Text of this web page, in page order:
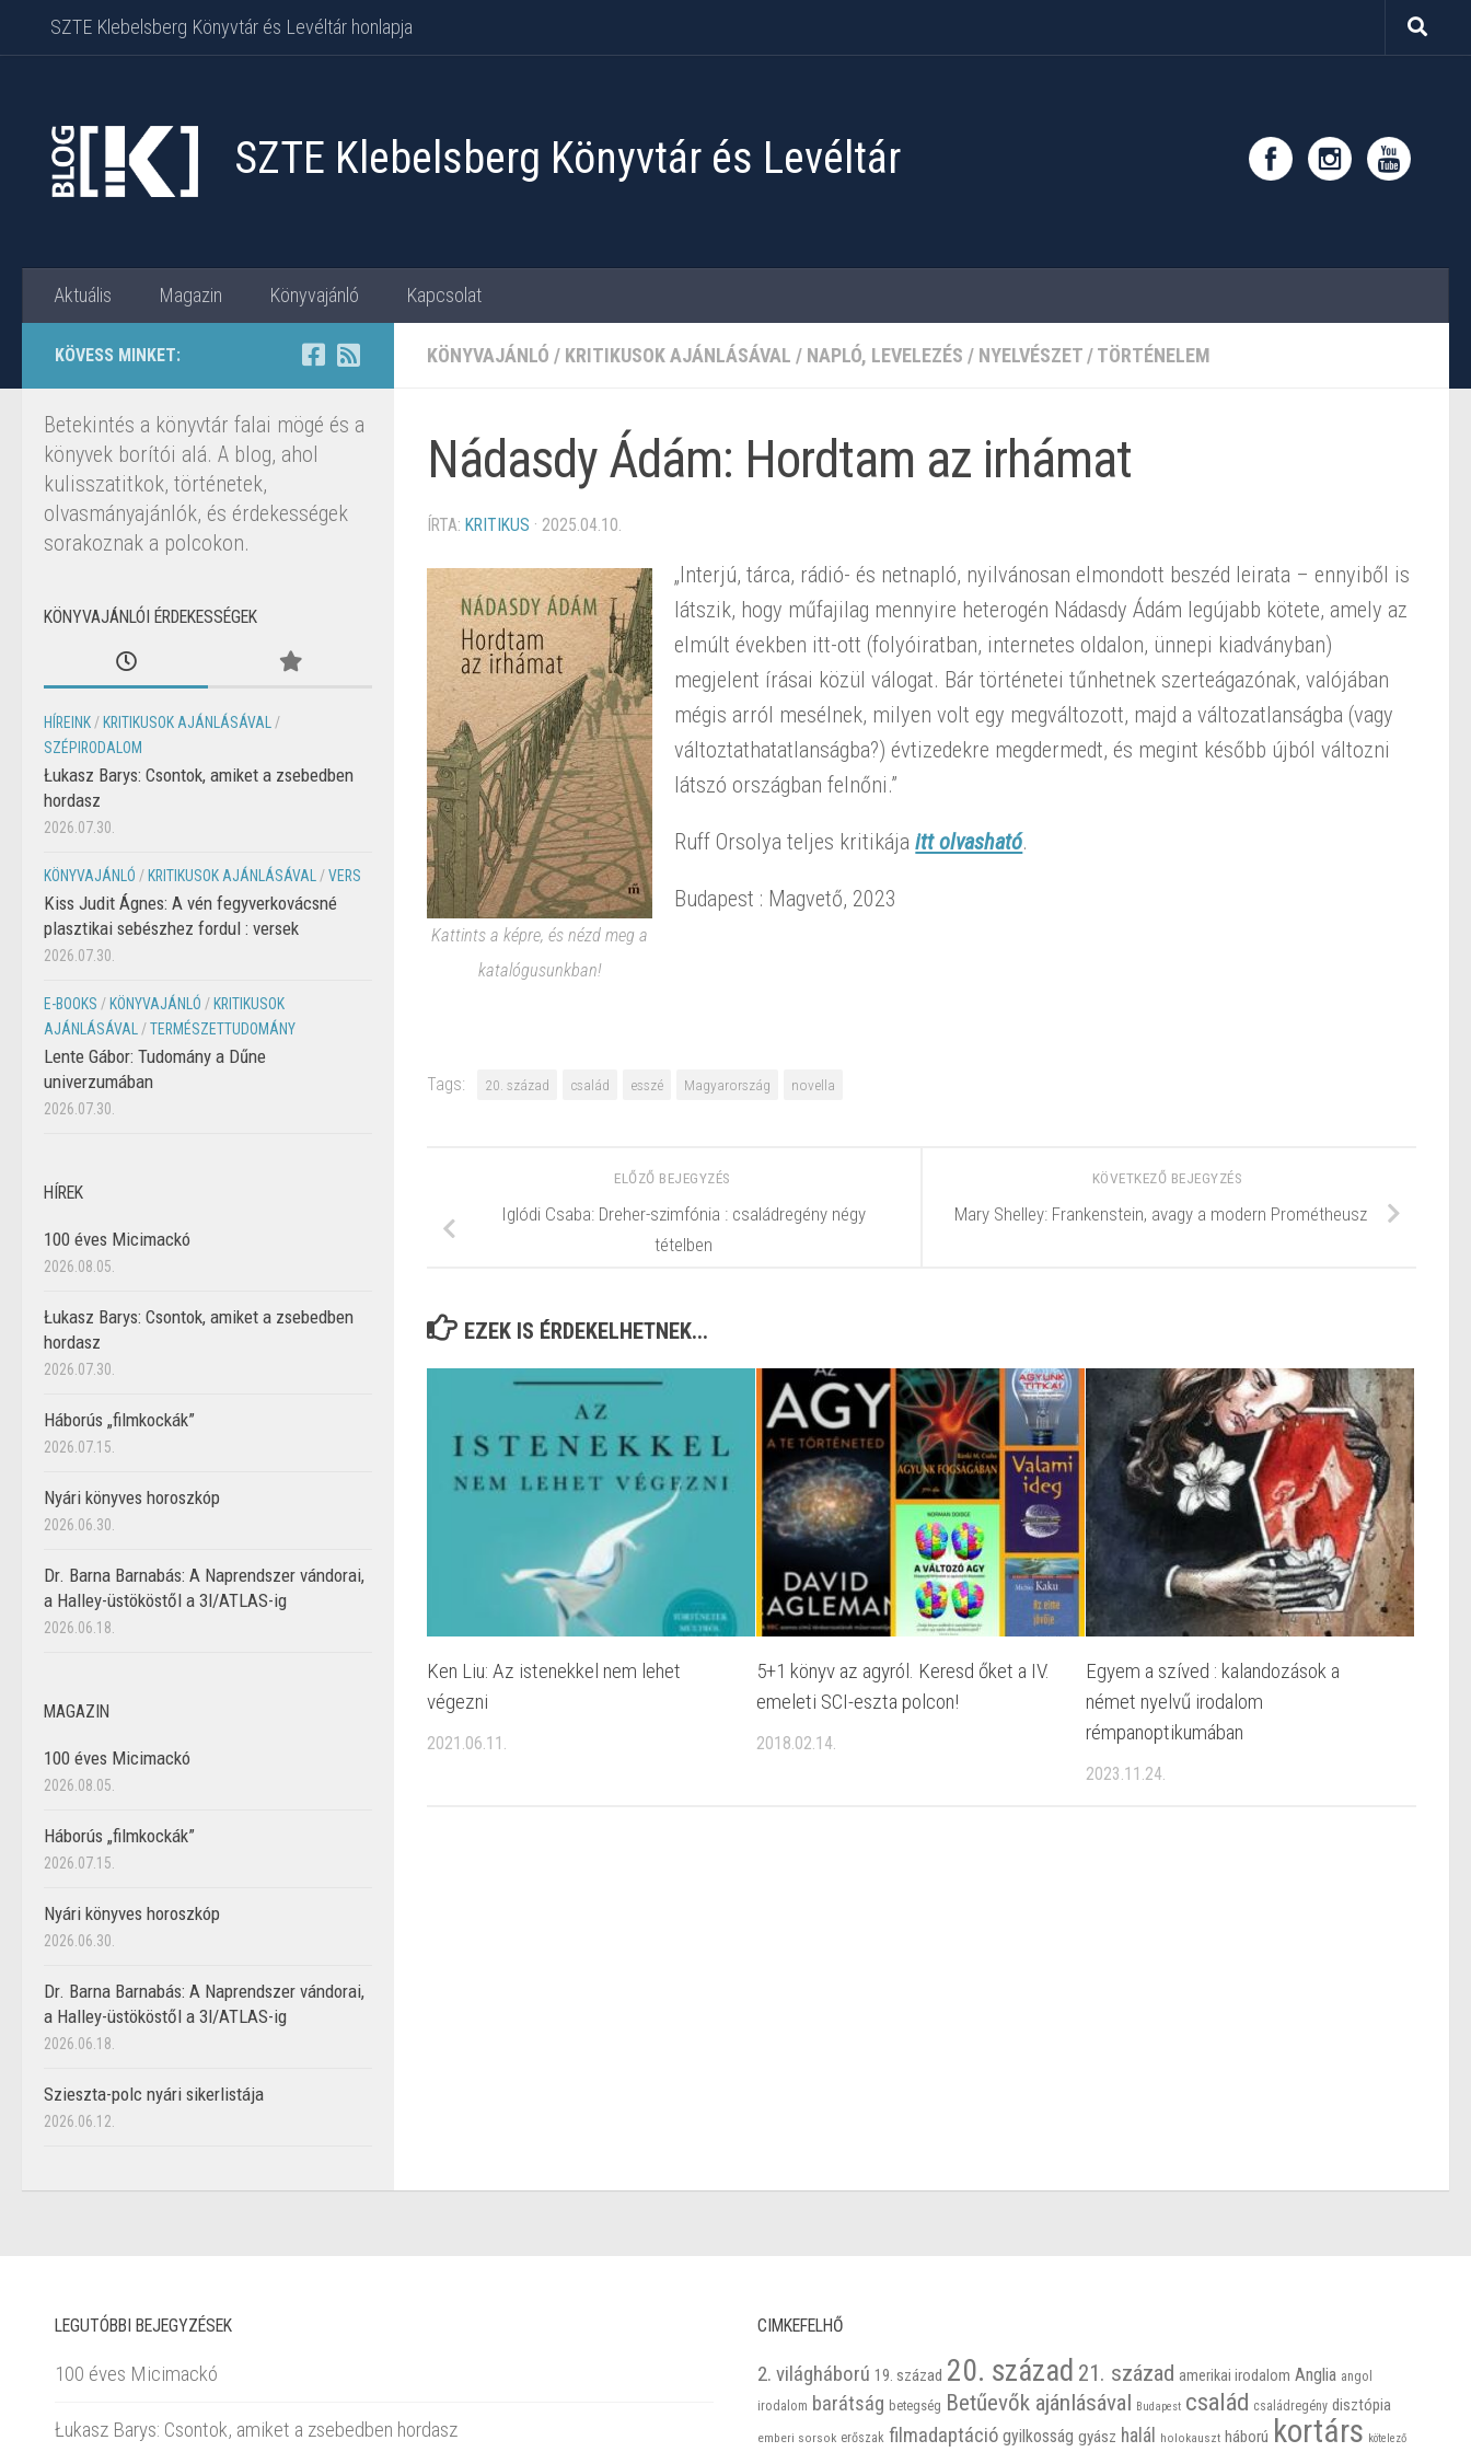
Skip to content
SZTE Klebelsberg Könyvtár és Levéltár honlapja
SZTE Klebelsberg Könyvtár és Levéltár
Aktuális Magazin Könyvajánló Kapcsolat
KÖNYVAJÁNLÓ / KRITIKUSOK AJÁNLÁSÁVAL / NAPLÓ, LEVELEZÉS / NYELVÉSZET /TÖRTÉNELEM
Nádasdy Ádám: Hordtam az irhámat
ÍRTA: KRITIKUS · 2025.04.10.
Kattints a képre, és nézd meg a
katalógusunkban!
„Interjú, tárca, rádió- és netnapló, nyilvánosan elmondott beszéd leirata – ennyiből is
látszik, hogy műfajilag mennyire heterogén Nádasdy Ádám legújabb kötete, amely az
elmúlt években itt-ott (folyóiratban, internetes oldalon, ünnepi kiadványban)
megjelent írásai közül válogat. Bár történetei tűnhetnek szerteágazónak, valójában
mégis arról mesélnek, milyen volt egy megváltozott, majd a változatlanságba (vagy
változtathatatlanságba?) évtizedekre megdermedt, és megint később újból változni
látszó országban felnőni.”
Ruff Orsolya teljes kritikájaitt olvasható.
Budapest : Magvető, 2023
Tags: 20. század család esszé Magyarország novella
KÖVETKEZŐ BEJEGYZÉS
Mary Shelley: Frankenstein, avagy a modern Prométheusz
ELŐZŐ BEJEGYZÉS
Iglódi Csaba: Dreher-szimfónia : családregény négy
tételben
EZEK IS ÉRDEKELHETNEK...
Ken Liu: Az istenekkel nem lehet
végezni
2021.06.11.
5+1 könyv az agyról. Keresd őket a IV.
emeleti SCI-eszta polcon!
2018.02.14.
Egyem a szíved : kalandozások a
német nyelvű irodalom
rémpanoptikumában
2023.11.24.
KÖVESS MINKET:
Betekintés a könyvtár falai mögé és a
könyvek borítói alá. A blog, ahol
kulisszatitkok, történetek,
olvasmányajánlók, és érdekességek
sorakoznak a polcokon.
KÖNYVAJÁNLÓI ÉRDEKESSÉGEK
HÍREINK / KRITIKUSOK AJÁNLÁSÁVAL
/
SZÉPIRODALOM
Łukasz Barys: Csontok, amiket a zsebedben
hordasz
2026.07.30.
KÖNYVAJÁNLÓ / KRITIKUSOK AJÁNLÁSÁVAL /VERS
Kiss Judit Ágnes: A vén fegyverkovácsné
plasztikai sebészhez fordul : versek
2026.07.30.
E-BOOKS / KÖNYVAJÁNLÓ / KRITIKUSOK
AJÁNLÁSÁVAL
/TERMÉSZETTUDOMÁNY
Lente Gábor: Tudomány a Dűne
univerzumában
2026.07.30.
HÍREK
100 éves Micimackó
2026.08.05.
Łukasz Barys: Csontok, amiket a zsebedben
hordasz
2026.07.30.
Háborús „filmkockák”
2026.07.15.
Nyári könyves horoszkóp
2026.06.30.
Dr. Barna Barnabás: A Naprendszer vándorai,
a Halley-üstököstől a 3I/ATLAS-ig
2026.06.18.
MAGAZIN
100 éves Micimackó
2026.08.05.
Háborús „filmkockák”
2026.07.15.
Nyári könyves horoszkóp
2026.06.30.
Dr. Barna Barnabás: A Naprendszer vándorai,
a Halley-üstököstől a 3I/ATLAS-ig
2026.06.18.
Szieszta-polc nyári sikerlistája
2026.06.12.
LEGUTÓBBI BEJEGYZÉSEK
100 éves Micimackó
Łukasz Barys: Csontok, amiket a zsebedben hordasz
CIMKEFELHŐ
2. világháború 19. század 20. század 21. század amerikai irodalom Anglia angol
irodalom barátság betegség Betűevők ajánlásával Budapest család családregény disztópia
emberi sorsok erőszak filmadaptáció gyilkosság gyász halál holokauszt háború kortárs kötelező